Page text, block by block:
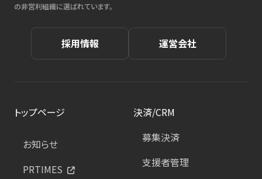
の非営利組織に選ばれています。
採用情報 運営会社
トップページ
お知らせ
PRTIMES
決済/CRM
募集決済
支援者管理